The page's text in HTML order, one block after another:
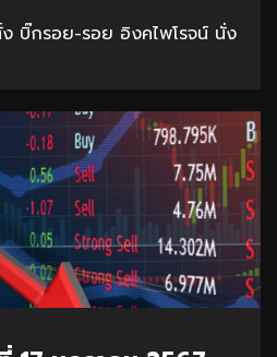
บิ๊กรอย-รอย อิงคไพโรจน์ นั่ง